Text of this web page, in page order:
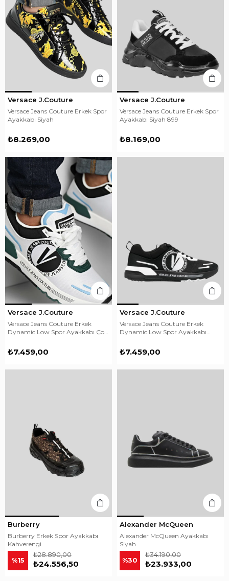
Versace J.Couture
Versace Jeans Couture Erkek Spor
Ayakkabı Siyah
₺8.269,00
Versace J.Couture
Versace Jeans Couture Erkek Spor
Ayakkabı Siyah 899
₺8.169,00
Versace J.Couture
Versace Jeans Couture Erkek
Dynamic Low Spor Ayakkabı Çok
₺7.459,00
Versace J.Couture
Versace Jeans Couture Erkek
Dynamic Low Spor Ayakkabı
₺7.459,00
Burberry
Burberry Erkek Spor Ayakkabı
Kahverengi
%15 ₺24.556,50
₺28.890,00
Alexander McQueen
Alexander McQueen Ayakkabı
Siyah
%30 ₺23.933,00
₺34.190,00